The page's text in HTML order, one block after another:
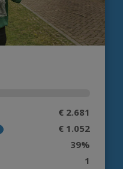
€ 2.681
€ 1.052
39%
1